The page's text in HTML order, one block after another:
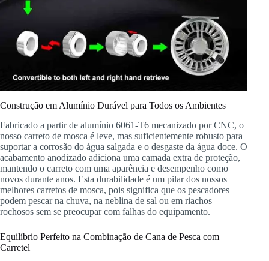
Construção em Alumínio Durável para Todos os Ambientes
Fabricado a partir de alumínio 6061-T6 mecanizado por CNC, o
nosso carreto de mosca é leve, mas suficientemente robusto para
suportar a corrosão do água salgada e o desgaste da água doce. O
acabamento anodizado adiciona uma camada extra de proteção,
mantendo o carreto com uma aparência e desempenho como
novos durante anos. Esta durabilidade é um pilar dos nossos
melhores carretos de mosca, pois significa que os pescadores
podem pescar na chuva, na neblina de sal ou em riachos
rochosos sem se preocupar com falhas do equipamento.
Equilíbrio Perfeito na Combinação de Cana de Pesca com
Carretel